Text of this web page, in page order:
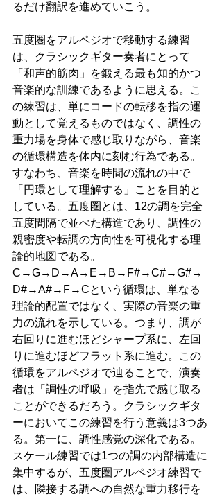
るだけ翻訳を進めていこう。
五度圏をアルペジオで移動する練習
は、クラシックギター奏者にとって
「和声的筋肉」を鍛える最も知的かつ
音楽的な訓練であるように思える。こ
の練習は、単にコードの転移を指の運
動として覚えるものではなく、調性の
重力場を身体で感じ取りながら、音楽
の循環構造を体内に刻む行為である。
すなわち、音楽を時間の流れの中で
「円環として理解する」ことを目的と
している。五度圏とは、12の調を完全
五度間隔で並べた構造であり、調性の
親密度や転調の方向性を可視化する理
論的地図である。
C→G→D→A→E→B→F#→C#→G#→
D#→A#→F→Cという循環は、単なる
理論的配置ではなく、実際の音楽の重
力の流れを示している。つまり、調が
右回りに進むほどシャープ系に、左回
りに進むほどフラット系に進む。この
循環をアルペジオで辿ることで、演奏
者は「調性の呼吸」を指先で感じ取る
ことができるだろう。クラシックギタ
ーにおいてこの練習を行う意義は3つあ
る。第一に、調性感覚の深化である。
スケール練習では1つの調の内部構造に
集中するが、五度圏アルペジオ練習で
は、隣接する調への自然な重力移行を